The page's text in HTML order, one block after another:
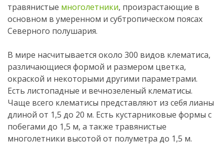
травянистые многолетники, произрастающие в
основном в умеренном и субтропическом поясах
Северного полушария.
В мире насчитывается около 300 видов клематиса,
различающиеся формой и размером цветка,
окраской и некоторыми другими параметрами.
Есть листопадные и вечнозеленый клематисы.
Чаще всего клематисы представляют из себя лианы
длиной от 1,5 до 20 м. Есть кустарниковые формы с
побегами до 1,5 м, а также травянистые
многолетники высотой от полуметра до 1,5 м.